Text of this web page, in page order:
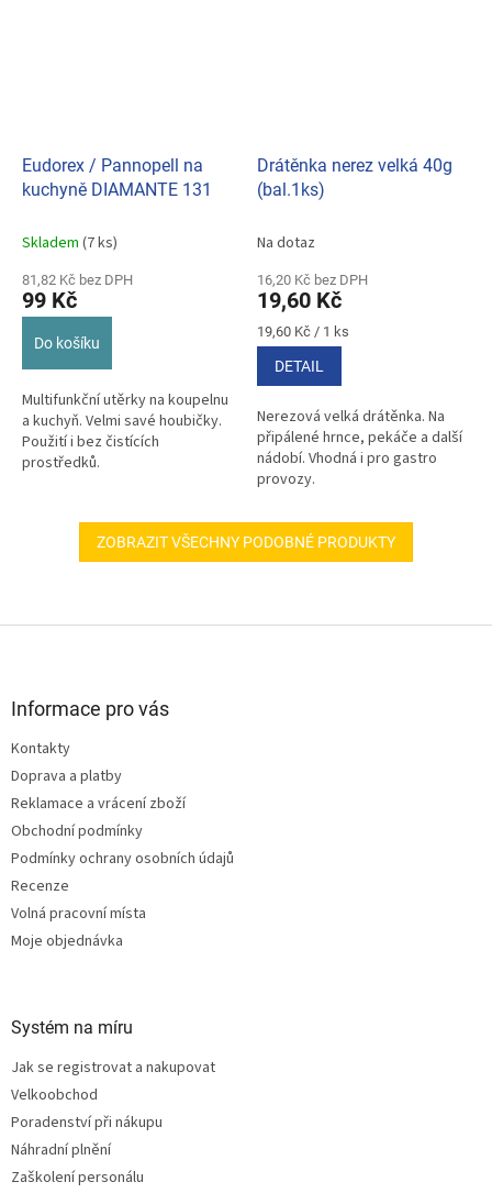
Eudorex / Pannopell na
kuchyně DIAMANTE 131
Skladem (7 ks)
81,82 Kč bez DPH
99 Kč
Do košíku
Multifunkční utěrky na koupelnu
a kuchyň. Velmi savé houbičky.
Použití i bez čistících
prostředků.
Drátěnka nerez velká 40g
(bal.1ks)
Na dotaz
16,20 Kč bez DPH
19,60 Kč
Měrná
cena:
19,60 Kč / 1 ks
DETAIL
Nerezová velká drátěnka. Na
připálené hrnce, pekáče a další
nádobí. Vhodná i pro gastro
provozy.
ZOBRAZIT VŠECHNY PODOBNÉ PRODUKTY
Informace pro vás
Kontakty
Doprava a platby
Reklamace a vrácení zboží
Obchodní podmínky
Podmínky ochrany osobních údajů
Recenze
Volná pracovní místa
Moje objednávka
Systém na míru
Jak se registrovat a nakupovat
Velkoobchod
Poradenství při nákupu
Náhradní plnění
Zaškolení personálu